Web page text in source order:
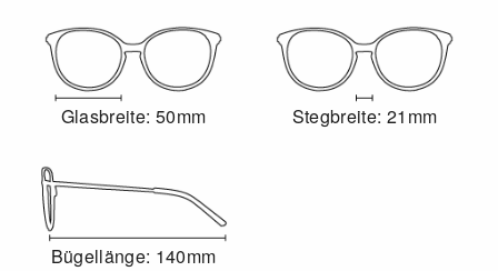
Glasbreite: 50mm Stegbreite: 21mm
Bügellänge: 140mm